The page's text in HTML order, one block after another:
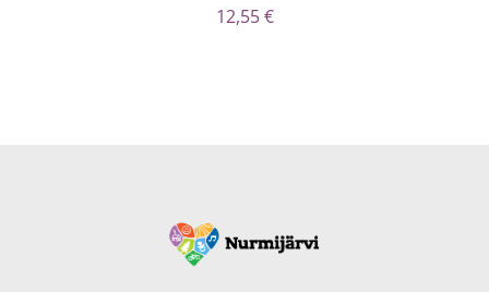
12,55€